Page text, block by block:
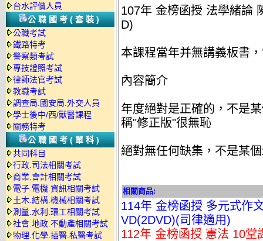
台水評價人員
公職國考(套裝)
公職考試
鐵路特考
警察類考試
專技證照考試
律師法官考試
教職考試
調查局.國安局.外交人員
學士後中/西/獸醫課程
關務特考
公職國考(單科)
共同科目
行政.司法相關考試
商業.會計相關考試
電子.電機.資訊相關考試
土木.結構.機械相關考試
測量.水利.環工相關考試
社會.地政.不動產相關考試
物理.化學.插醫.私醫考試
107年 金榜函授 法學緒論
D)
本課程當年并無講義板書
內容簡介
年度絕對是正確的，不是
稱"修正版"很無恥
絕對無任何缺集，不是某
相關商品:
114年 金榜函授 多元式作
VD(2DVD)(司律適用)
112年 金榜函授 憲法 10